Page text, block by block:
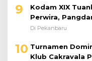
9
Kodam XIX
Perwira,
Perkuat Kinerja
Di Pekanbaru
10 Turnamen
Klub Cakravala